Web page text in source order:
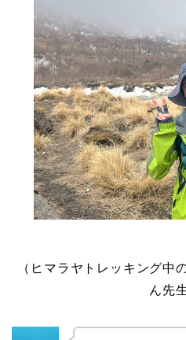
（ヒマラヤトレッキング
ん先